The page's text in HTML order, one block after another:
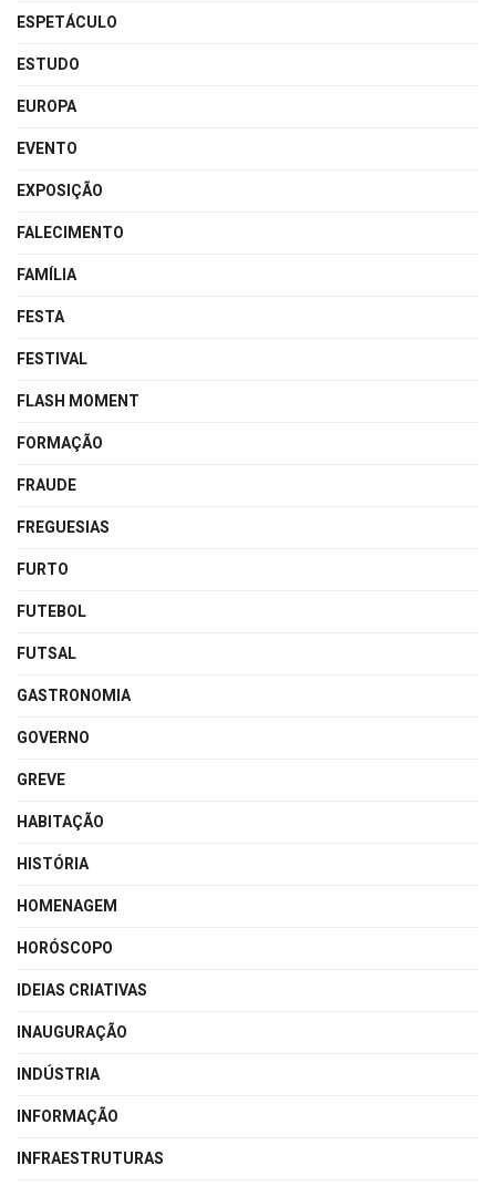
ESPETÁCULO
ESTUDO
EUROPA
EVENTO
EXPOSIÇÃO
FALECIMENTO
FAMÍLIA
FESTA
FESTIVAL
FLASH MOMENT
FORMAÇÃO
FRAUDE
FREGUESIAS
FURTO
FUTEBOL
FUTSAL
GASTRONOMIA
GOVERNO
GREVE
HABITAÇÃO
HISTÓRIA
HOMENAGEM
HORÓSCOPO
IDEIAS CRIATIVAS
INAUGURAÇÃO
INDÚSTRIA
INFORMAÇÃO
INFRAESTRUTURAS